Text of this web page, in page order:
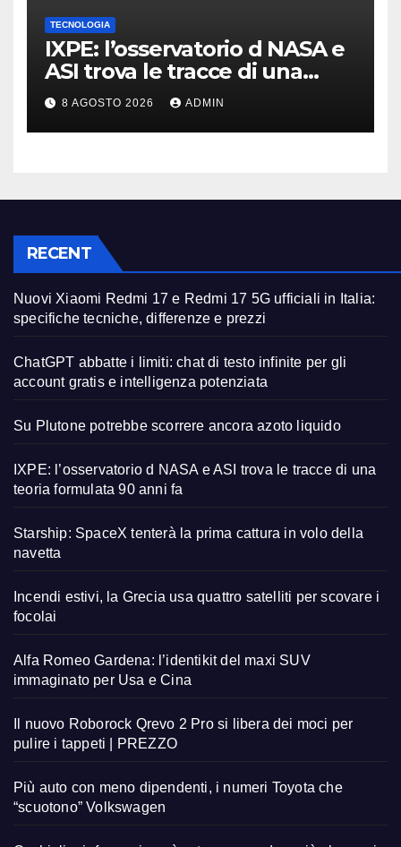
TECNOLOGIA
IXPE: l’osservatorio d NASA e
ASI trova le tracce di una
teoria formulata 90 anni fa
8 AGOSTO 2026 ADMIN
RECENT
Nuovi Xiaomi Redmi 17 e Redmi 17 5G ufficiali in Italia:
specifiche tecniche, differenze e prezzi
ChatGPT abbatte i limiti: chat di testo infinite per gli
account gratis e intelligenza potenziata
Su Plutone potrebbe scorrere ancora azoto liquido
IXPE: l’osservatorio d NASA e ASI trova le tracce di una
teoria formulata 90 anni fa
Starship: SpaceX tenterà la prima cattura in volo della
navetta
Incendi estivi, la Grecia usa quattro satelliti per scovare i
focolai
Alfa Romeo Gardena: l’identikit del maxi SUV
immaginato per Usa e Cina
Il nuovo Roborock Qrevo 2 Pro si libera dei moci per
pulire i tappeti | PREZZO
Più auto con meno dipendenti, i numeri Toyota che
“scuotono” Volkswagen